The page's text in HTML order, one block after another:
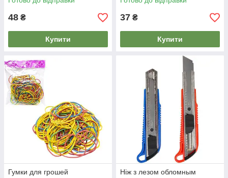
48 ₴
Купити
37 ₴
Купити
Гумки для грошей
Ніж з лезом обломным